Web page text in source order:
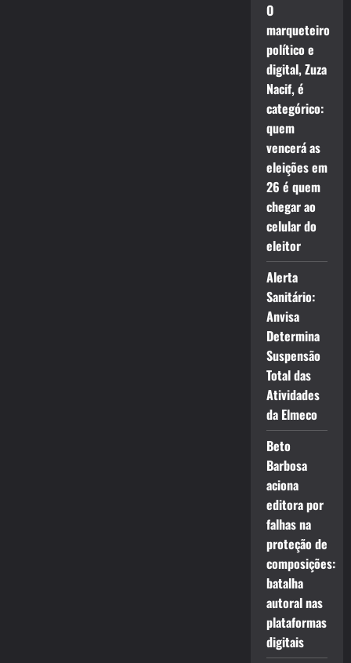
O
marqueteiro
político e
digital, Zuza
Nacif, é
categórico:
quem
vencerá as
eleições em
26 é quem
chegar ao
celular do
eleitor
Alerta
Sanitário:
Anvisa
Determina
Suspensão
Total das
Atividades
da Elmeco
Beto
Barbosa
aciona
editora por
falhas na
proteção de
composições:
batalha
autoral nas
plataformas
digitais